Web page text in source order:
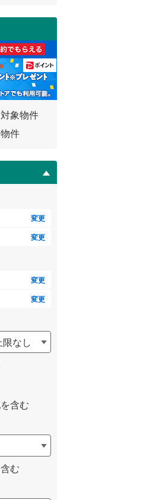
象物件
件
変更
変更
変更
変更
限なし
含む
む